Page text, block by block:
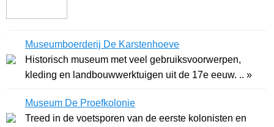
Museumboerderij De Karstenhoeve
Historisch museum met veel gebruiksvoorwerpen,
kleding en landbouwwerktuigen uit de 17e eeuw. .. »
Museum De Proefkolonie
Treed in de voetsporen van de eerste kolonisten en